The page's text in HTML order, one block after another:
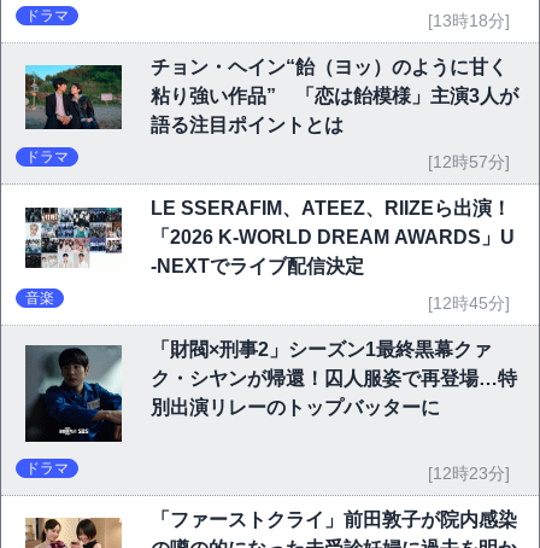
ドラマ [13時18分]
チョン・ヘイン“飴（ヨッ）のように甘く
粘り強い作品” 「恋は飴模様」主演3人が
語る注目ポイントとは
ドラマ [12時57分]
LE SSERAFIM、ATEEZ、RIIZEら出演！
「2026 K-WORLD DREAM AWARDS」U
-NEXTでライブ配信決定
音楽 [12時45分]
「財閥×刑事2」シーズン1最終黒幕クァ
ク・シヤンが帰還！囚人服姿で再登場…特
別出演リレーのトップバッターに
ドラマ [12時23分]
「ファーストクライ」前田敦子が院内感染